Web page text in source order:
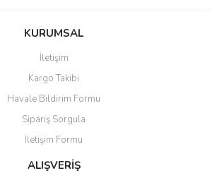
ürüne ilk yorumu siz yapın!
bozuk veya görüntülenemiyor.
eksik bilgiler bulunuyor.
hatalar bulunuyor.
daha pahalı.
alternatifler olmalı.
KURUMSAL
İletişim
Kargo Takibi
Havale Bildirim Formu
Sipariş Sorgula
İletişim Formu
ALIŞVERİŞ